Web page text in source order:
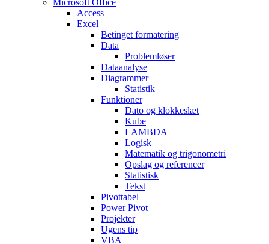
Microsoft Office
Access
Excel
Betinget formatering
Data
Problemløser
Dataanalyse
Diagrammer
Statistik
Funktioner
Dato og klokkeslæt
Kube
LAMBDA
Logisk
Matematik og trigonometri
Opslag og referencer
Statistisk
Tekst
Pivottabel
Power Pivot
Projekter
Ugens tip
VBA